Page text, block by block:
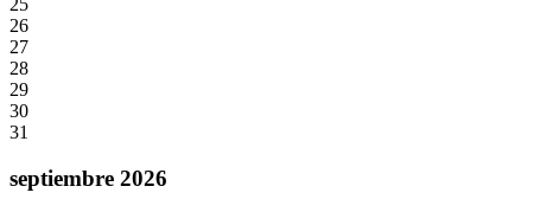
25
26
27
28
29
30
31
septiembre 2026